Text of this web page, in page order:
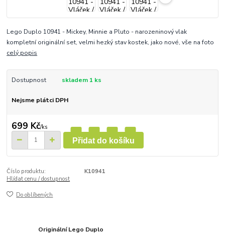
Lego Duplo 10941 - Mickey, Minnie a Pluto - narozeninový vlak
kompletní originální set, velmi hezký stav kostek, jako nové, vše na foto
celý popis
Dostupnost skladem 1 ks
Nejsme plátci DPH
699 Kč/ks
Přidat do košíku
Číslo produktu:
K10941
Hlídat cenu / dostupnost
Do oblíbených
Originální Lego Duplo